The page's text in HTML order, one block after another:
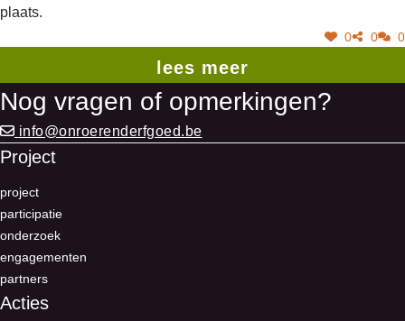
plaats.
0 0 0
lees meer
Nog vragen of opmerkingen?
info@onroerenderfgoed.be
Project
project
participatie
onderzoek
engagementen
partners
Acties